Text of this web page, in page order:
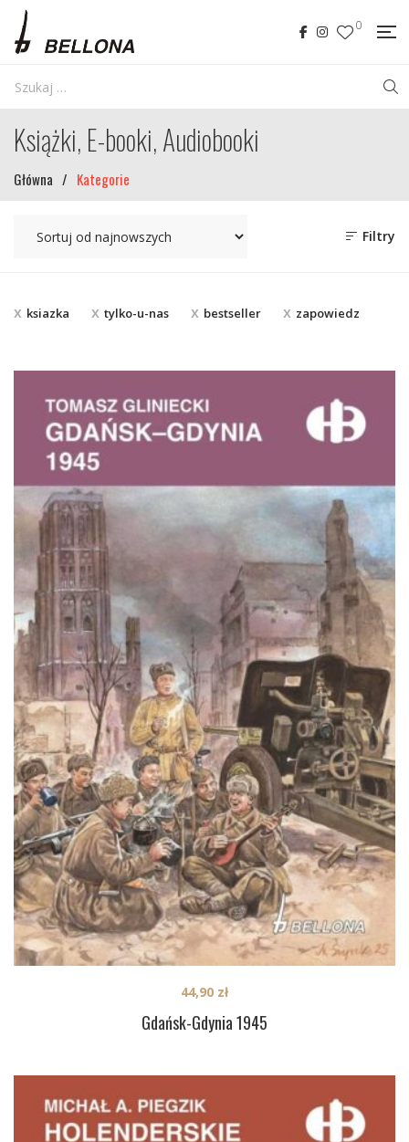
0
Książki, E-booki, Audiobooki
Główna / Kategorie
Filtry
ksiazka tylko-u-nas bestseller zapowiedz
Gdańsk-Gdynia 1945
44,90 zł